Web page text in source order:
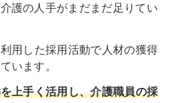
護の人手がまだまだ足りてい
用した採用活動で人材の獲得
います。
上手く活用し、介護職員の採